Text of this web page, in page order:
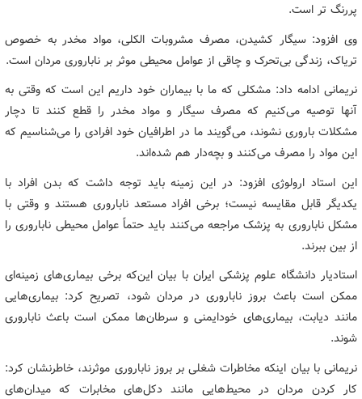
پررنگ تر است.
وی افزود: سیگار کشیدن، مصرف مشروبات الکلی، مواد مخدر به خصوص
تریاک، زندگی بی‌تحرک و چاقی از عوامل محیطی موثر بر ناباروری مردان است.
نریمانی ادامه داد: مشکلی که ما با بیماران خود داریم این است که وقتی به
آنها توصیه می‌کنیم که مصرف سیگار و مواد مخدر را قطع کنند تا دچار
مشکلات باروری نشوند، می‌گویند ما در اطرافیان خود افرادی را می‌شناسیم که
این مواد را مصرف می‌کنند و بچه‌دار هم شده‌اند.
این استاد ارولوژی افزود: در این زمینه باید توجه داشت که بدن افراد با
یکدیگر قابل مقایسه نیست؛ برخی افراد مستعد ناباروری هستند و وقتی با
مشکل ناباروری به پزشک مراجعه می‌کنند باید حتماً عوامل محیطی ناباروری را
از بین ببرند.
استادیار دانشگاه علوم پزشکی ایران با بیان این‌که برخی بیماری‌های زمینه‌ای
ممکن است باعث بروز ناباروری در مردان شود، تصریح کرد: بیماری‌هایی
مانند دیابت، بیماری‌های خودایمنی و سرطان‌ها ممکن است باعث ناباروری
شوند.
نریمانی با بیان اینکه مخاطرات شغلی بر بروز ناباروری موثرند، خاطرنشان کرد:
کار کردن مردان در محیط‌هایی مانند دکل‌های مخابرات که میدان‌های